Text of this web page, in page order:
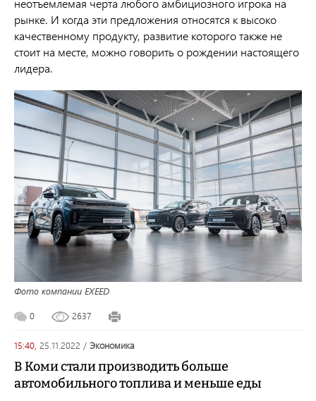
неотъемлемая черта любого амбициозного игрока на
рынке. И когда эти предложения относятся к высоко
качественному продукту, развитие которого также не
стоит на месте, можно говорить о рождении настоящего
лидера.
Фото компании EXEED
0 2637
15:40, 25.11.2022 / экономика
В Коми стали производить больше
автомобильного топлива и меньше еды